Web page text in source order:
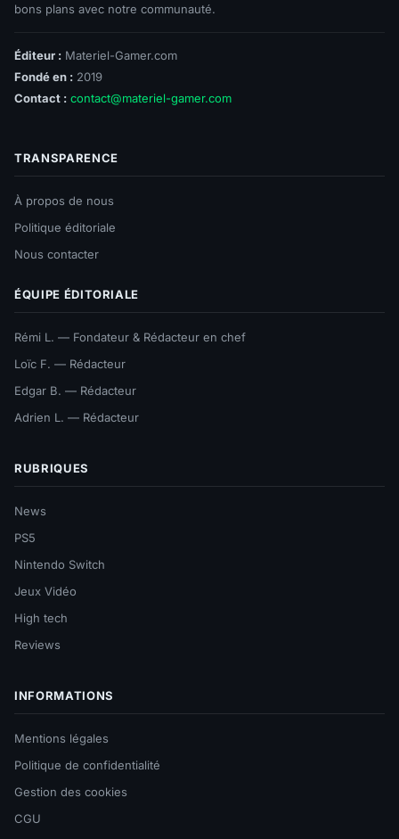
bons plans avec notre communauté.
Éditeur : Materiel-Gamer.com
Fondé en : 2019
Contact : contact@materiel-gamer.com
TRANSPARENCE
À propos de nous
Politique éditoriale
Nous contacter
ÉQUIPE ÉDITORIALE
Rémi L. — Fondateur & Rédacteur en chef
Loïc F. — Rédacteur
Edgar B. — Rédacteur
Adrien L. — Rédacteur
RUBRIQUES
News
PS5
Nintendo Switch
Jeux Vidéo
High tech
Reviews
INFORMATIONS
Mentions légales
Politique de confidentialité
Gestion des cookies
CGU